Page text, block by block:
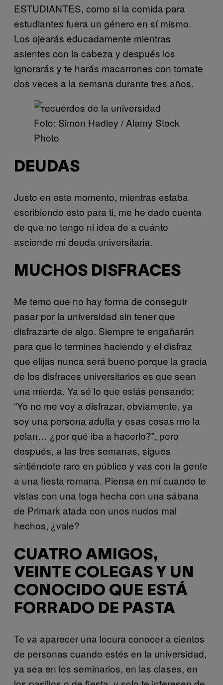
ESTUDIANTES, como si la comida para
estudiantes fuera un género en sí mismo.
Los ojearás educadamente mientras
asientes con la cabeza y después los
ignorarás y te harás macarrones con tomate
dos veces a la semana durante tres años.
Foto: Simon Hadley / Alamy Stock
Photo
DEUDAS
Justo en este momento, mientras estaba
escribiendo esto para ti, me he dado cuenta
de que no tengo ni idea de a cuánto
asciende mi deuda universitaria.
MUCHOS DISFRACES
Me temo que no hay forma de conseguir
pasar por la universidad sin tener que
disfrazarte de algo. Siempre te engañarán
para que lo termines haciendo y el disfraz
que elijas nunca será bueno porque la gracia
de los disfraces universitarios es que sean
una mierda. Ya sé lo que estás pensando:
“Yo no me voy a disfrazar, obviamente, ya
soy una persona adulta y esas cosas me la
pelan… ¿por qué iba a hacerlo?”, pero
después, a las tres semanas, sigues
sintiéndote raro en público y vas con la gente
a una fiesta romana. Piensa en mí cuando te
vistas con una toga hecha con una sábana
de Primark atada con unos nudos mal
hechos, ¿vale?
CUATRO AMIGOS,
VEINTE COLEGAS Y UN
CONOCIDO QUE ESTÁ
FORRADO DE PASTA
Te va aparecer una locura conocer a cientos
de personas cuando estés en la universidad,
ya sea en los seminarios, en las clases, en